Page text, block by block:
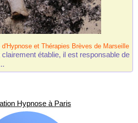
et Thérapies Brèves de Marseille
établie, il est responsable de
Hypnose à Paris